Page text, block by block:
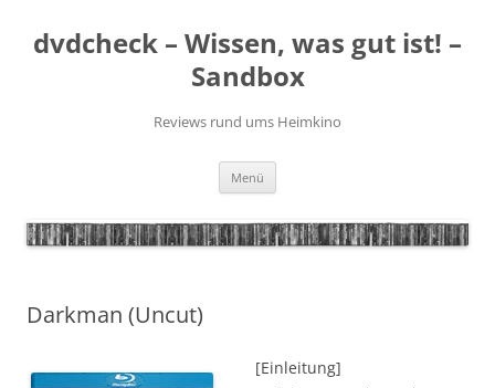
springen
dvdcheck – Wissen, was gut ist! –
Sandbox
Reviews rund ums Heimkino
Menü
Darkman (Uncut)
[Einleitung]